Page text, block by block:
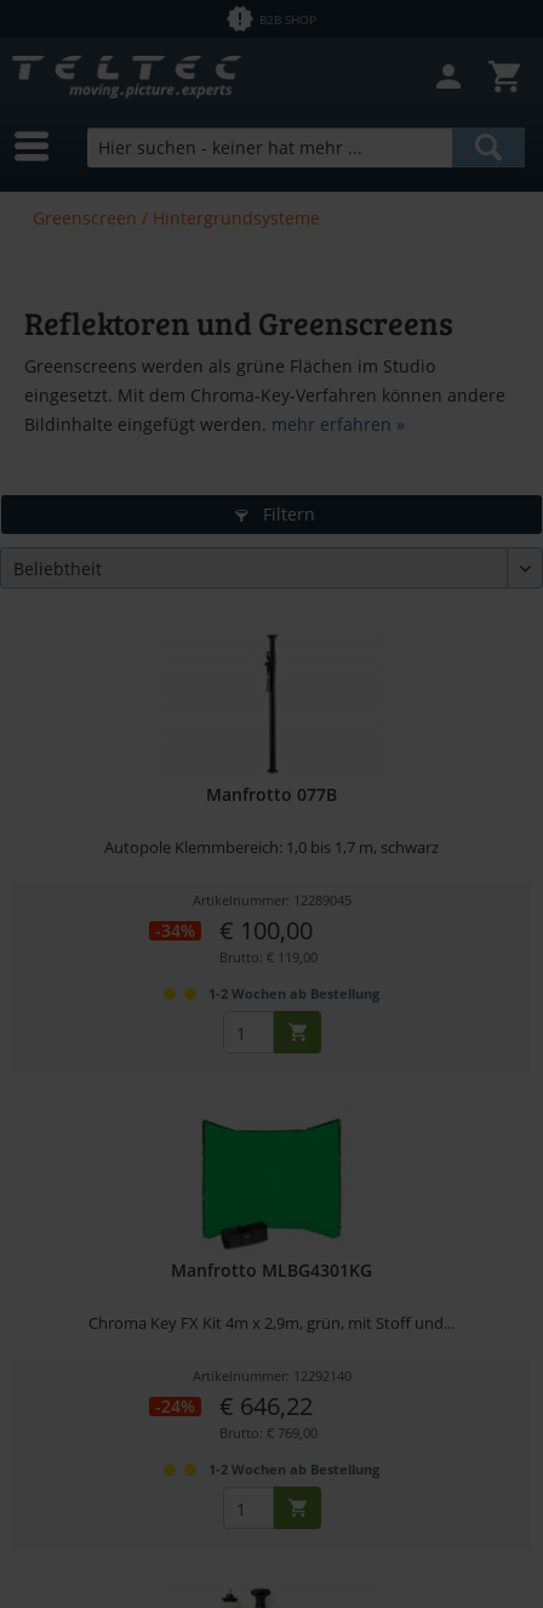
B2B SHOP
Greenscreen / Hintergrundsysteme
Reflektoren und Greenscreens
Greenscreens werden als grüne Flächen im Studio
eingesetzt. Mit dem Chroma-Key-Verfahren können andere
Bildinhalte eingefügt werden. mehr erfahren »
Filtern
Manfrotto 077B
Autopole Klemmbereich: 1,0 bis 1,7 m, schwarz
Artikelnummer: 12289045
-34% € 100,00
Brutto: € 119,00
1-2 Wochen ab Bestellung
Manfrotto MLBG4301KG
Chroma Key FX Kit 4m x 2,9m, grün, mit Stoff und...
Artikelnummer: 12292140
-24% € 646,22
Brutto: € 769,00
1-2 Wochen ab Bestellung